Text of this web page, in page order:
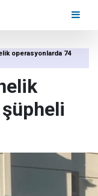
operasyonlarda 74